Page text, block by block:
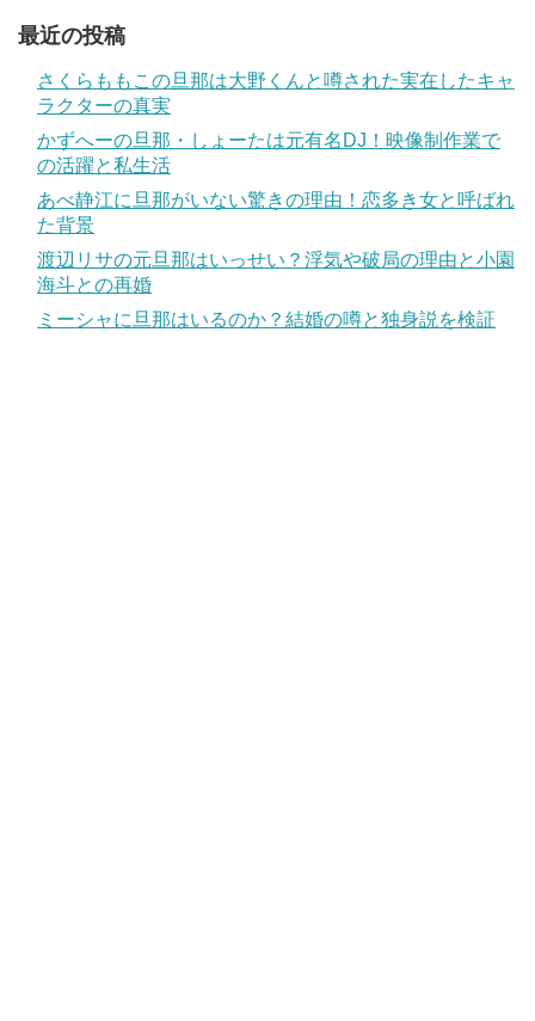
最近の投稿
さくらももこの旦那は大野くんと噂された実在したキャ
ラクターの真実
かずへーの旦那・しょーたは元有名DJ！映像制作業で
の活躍と私生活
あべ静江に旦那がいない驚きの理由！恋多き女と呼ばれ
た背景
渡辺リサの元旦那はいっせい？浮気や破局の理由と小園
海斗との再婚
ミーシャに旦那はいるのか？結婚の噂と独身説を検証